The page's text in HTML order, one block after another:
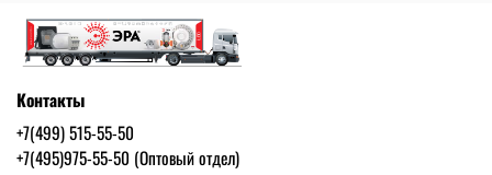
Контакты
+7(499) 515-55-50
+7(495)975-55-50 (Оптовый отдел)